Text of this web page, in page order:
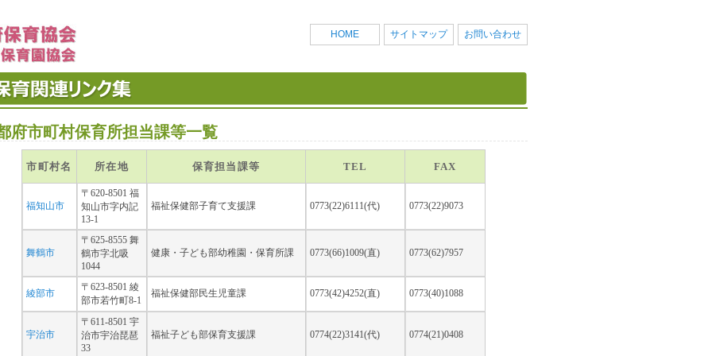
お問い合わせ
サイトマップ
HOME
府市町村保育所担当課等一覧
市町村名 所在地 保育担当課等 TEL FAX
福知山市
〒620-8501 福
知山市字内記
13-1
福祉保健部子育て支援課 0773(22)6111(代) 0773(22)9073
舞鶴市
〒625-8555 舞
鶴市字北吸
1044
健康・子ども部幼稚園・保育所課 0773(66)1009(直) 0773(62)7957
綾部市
〒623-8501 綾
部市若竹町8-1
福祉保健部民生児童課 0773(42)4252(直) 0773(40)1088
宇治市
〒611-8501 宇
治市宇治琵琶
33
福祉子ども部保育支援課 0774(22)3141(代) 0774(21)0408